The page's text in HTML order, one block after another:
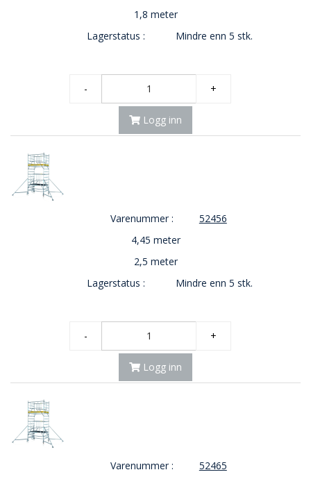
1,8 meter
Lagerstatus :
Mindre enn 5 stk.
- +
Logg inn
Varenummer :
52456
4,45 meter
2,5 meter
Lagerstatus :
Mindre enn 5 stk.
- +
Logg inn
Varenummer :
52465